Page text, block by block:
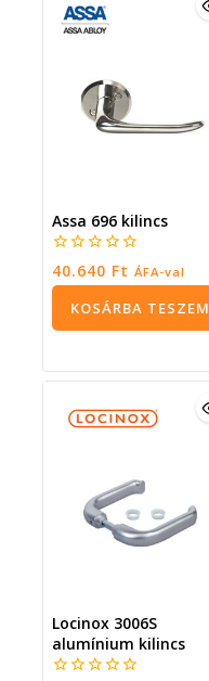
Assa 696 kilincs
0
5
40.640 Ft ÁFA-val
KOSÁRBA TESZEM
Locinox 3006S
alumínium kilincs